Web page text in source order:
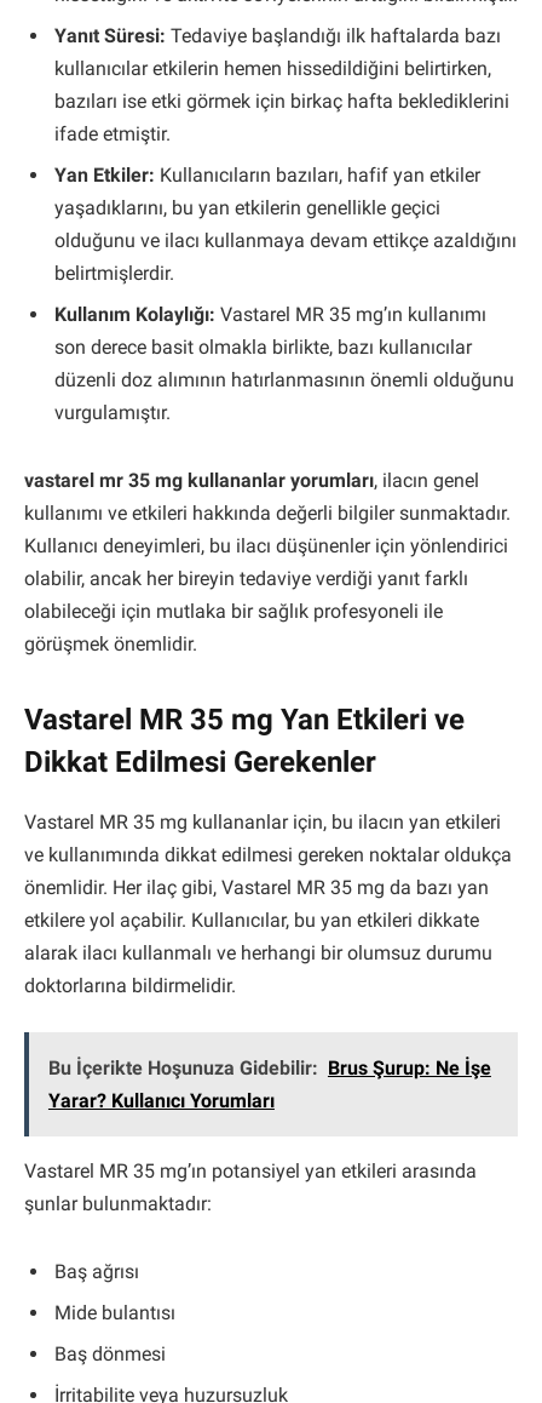
Yanıt Süresi: Tedaviye başlandığı ilk haftalarda bazı
kullanıcılar etkilerin hemen hissedildiğini belirtirken,
bazıları ise etki görmek için birkaç hafta beklediklerini
ifade etmiştir.
Yan Etkiler: Kullanıcıların bazıları, hafif yan etkiler
yaşadıklarını, bu yan etkilerin genellikle geçici
olduğunu ve ilacı kullanmaya devam ettikçe azaldığını
belirtmişlerdir.
Kullanım Kolaylığı: Vastarel MR 35 mg’ın kullanımı
son derece basit olmakla birlikte, bazı kullanıcılar
düzenli doz alımının hatırlanmasının önemli olduğunu
vurgulamıştır.
vastarel mr 35 mg kullananlar yorumları, ilacın genel
kullanımı ve etkileri hakkında değerli bilgiler sunmaktadır.
Kullanıcı deneyimleri, bu ilacı düşünenler için yönlendirici
olabilir, ancak her bireyin tedaviye verdiği yanıt farklı
olabileceği için mutlaka bir sağlık profesyoneli ile
görüşmek önemlidir.
Vastarel MR 35 mg Yan Etkileri ve
Dikkat Edilmesi Gerekenler
Vastarel MR 35 mg kullananlar için, bu ilacın yan etkileri
ve kullanımında dikkat edilmesi gereken noktalar oldukça
önemlidir. Her ilaç gibi, Vastarel MR 35 mg da bazı yan
etkilere yol açabilir. Kullanıcılar, bu yan etkileri dikkate
alarak ilacı kullanmalı ve herhangi bir olumsuz durumu
doktorlarına bildirmelidir.
Bu İçerikte Hoşunuza Gidebilir: Brus Şurup: Ne İşe
Yarar? Kullanıcı Yorumları
Vastarel MR 35 mg’ın potansiyel yan etkileri arasında
şunlar bulunmaktadır:
Baş ağrısı
Mide bulantısı
Baş dönmesi
İrritabilite veya huzursuzluk